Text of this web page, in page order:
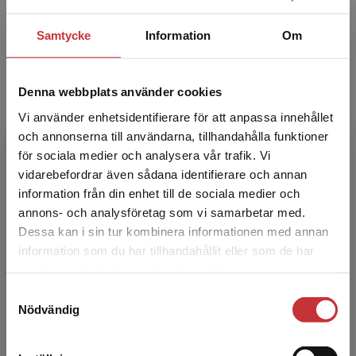
Samtycke Information Om
Denna webbplats använder cookies
Vi använder enhetsidentifierare för att anpassa innehållet
och annonserna till användarna, tillhandahålla funktioner
för sociala medier och analysera vår trafik. Vi
vidarebefordrar även sådana identifierare och annan
information från din enhet till de sociala medier och
annons- och analysföretag som vi samarbetar med.
Dessa kan i sin tur kombinera informationen med annan
information som du har tillhandahållit eller som de har
Nödvändig
Begränsad fraktregion
Det verkar som att du besöker
studentlitteratur.se via en enhet utanför Sverige.
Vi erbjuder inte leveranser utanför Sverige. För
att kunna slutföra ett köp måste
Ingår i statsbidraget!
Håll utkik efter den gröna symbolen med texten
"Statsbidrag läromedel", som vi har märkt upp de
läromedel som ingår i Statsbidrag för inköp av
läroböcker och lärarhandledningar 2026med. Det
gäller alla våra smarta paket som innehåller tryckt
och digitalt material.
Mer om statsbidraget